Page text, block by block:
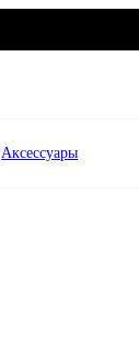
Аксессуары